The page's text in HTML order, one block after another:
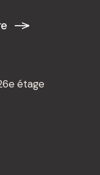
étage